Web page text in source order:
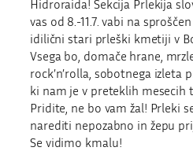
Hidroraida! Sekcija Prlekija
vas od 8.-11.7. vabi na
idilični stari prleški kmetiji v
Vsega bo, domače hrane,
rock’n’rolla, sobotnega izleta
ki nam je v preteklih mesecih
Pridite, ne bo vam žal! Prleki
narediti nepozabno in žepu
Se vidimo kmalu!